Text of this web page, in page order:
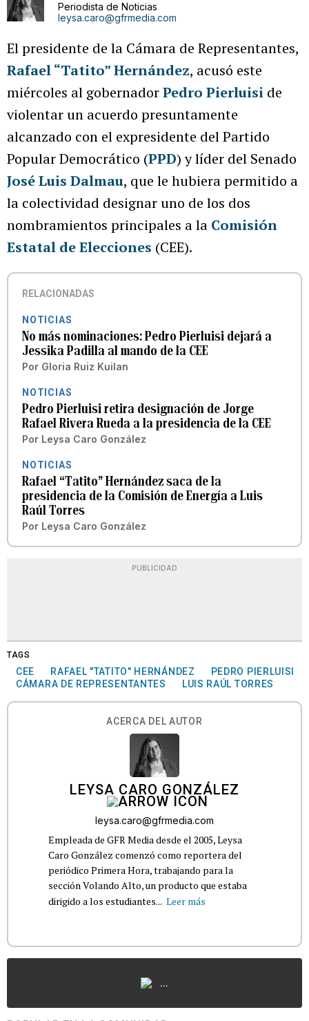
Periodista de Noticias
leysa.caro@gfrmedia.com
El presidente de la Cámara de Representantes,
Rafael “Tatito” Hernández, acusó este
miércoles al gobernadorPedro Pierluisi de
violentar un acuerdo presuntamente
alcanzado con el expresidente del Partido
Popular Democrático (PPD) y líder del Senado
José Luis Dalmau, que le hubiera permitido a
la colectividad designar uno de los dos
nombramientos principales a la Comisión
Estatal de Elecciones (CEE).
RELACIONADAS
NOTICIAS
No más nominaciones: Pedro Pierluisi dejará a
Jessika Padilla al mando de la CEE
Por Gloria Ruiz Kuilan
NOTICIAS
Pedro Pierluisi retira designación de Jorge
Rafael Rivera Rueda a la presidencia de la CEE
Por Leysa Caro González
NOTICIAS
Rafael “Tatito” Hernández saca de la
presidencia de la Comisión de Energía a Luis
Raúl Torres
Por Leysa Caro González
PUBLICIDAD
TAGS
CEE RAFAEL "TATITO" HERNÁNDEZ
PEDRO PIERLUISI
CÁMARA DE REPRESENTANTES
LUIS RAÚL TORRES
ACERCA DEL AUTOR
LEYSA CARO GONZÁLEZ
leysa.caro@gfrmedia.com
Empleada de GFR Media desde el 2005, Leysa
Caro González comenzó como reportera del
periódico Primera Hora, trabajando para la
sección Volando Alto, un producto que estaba
dirigido a los estudiantes... Leer más
...